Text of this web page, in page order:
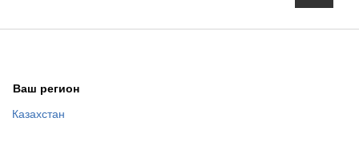
Ваш регион
Казахстан